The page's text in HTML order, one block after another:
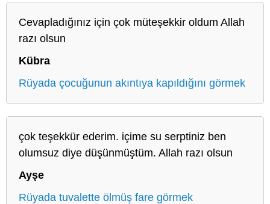
Cevapladığınız için çok müteşekkir oldum Allah
razı olsun
Kübra
Rüyada çocuğunun akıntıya kapıldığını görmek
çok teşekkür ederim. içime su serptiniz ben
olumsuz diye düşünmüştüm. Allah razı olsun
Ayşe
Rüyada tuvalette ölmüş fare görmek